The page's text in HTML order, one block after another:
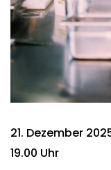
21. Dezember
19.00 Uhr